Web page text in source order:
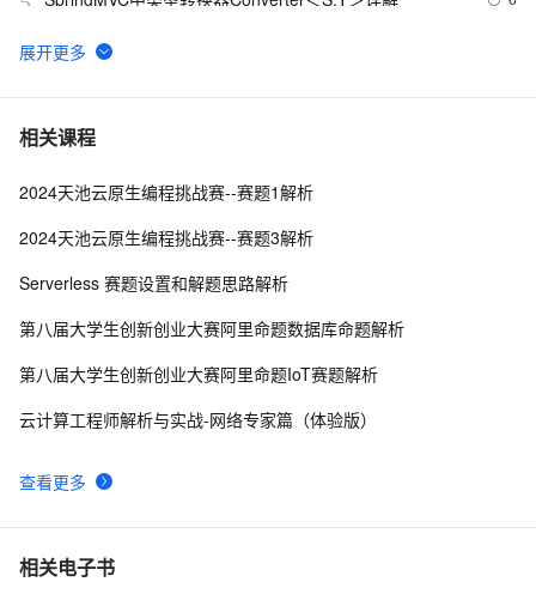
6 spring boot 2以上版本整合mybatis
7 spring boot 集成websocket与shiro的坑
8 使用Spring Cloud Stream集成消息中间件
10WebService大讲堂之Axis2(7)：将Spring的装配
相关课程
查看更多
2024天池云原生编程挑战赛--赛题1解析
2024天池云原生编程挑战赛--赛题3解析
Serverless 赛题设置和解题思路解析
第八届大学生创新创业大赛阿里命题数据库命题解析
第八届大学生创新创业大赛阿里命题IoT赛题解析
云计算工程师解析与实战-网络专家篇（体验版）
相关电子书